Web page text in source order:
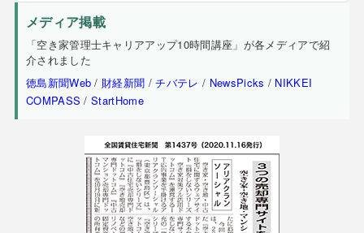
メディア掲載
「空き家管理士キャリアアップ10時間講座」が各メディアで紹
介されました
徳島新聞Web / 財経新聞 /チバテレ / NewsPicks / NIKKEI
COMPASS /StartHome